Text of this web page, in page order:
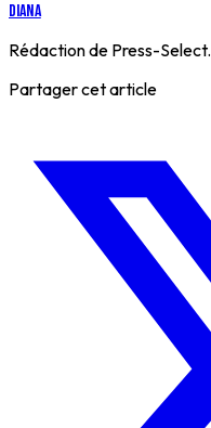
Diana
Rédaction de Press-Select.
Partager cet article